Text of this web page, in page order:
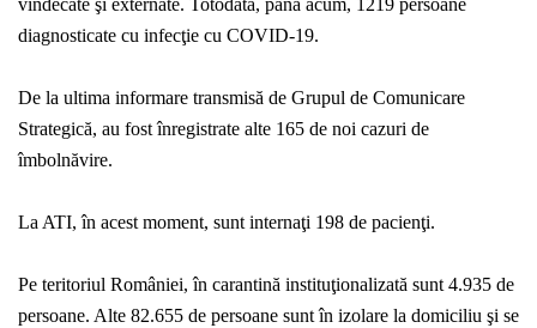
vindecate şi externate. Totodată, până acum, 1219 persoane
diagnosticate cu infecţie cu COVID-19.
De la ultima informare transmisă de Grupul de Comunicare
Strategică, au fost înregistrate alte 165 de noi cazuri de
îmbolnăvire.
La ATI, în acest moment, sunt internaţi 198 de pacienţi.
Pe teritoriul României, în carantină instituţionalizată sunt 4.935 de
persoane. Alte 82.655 de persoane sunt în izolare la domiciliu şi se